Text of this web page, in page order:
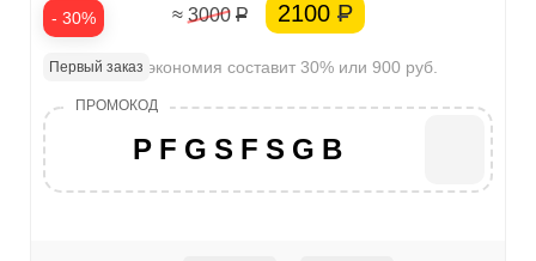
- 30% ≈ 3000 Р 2100 Р
Ваша экономия составит 30% или 900 руб.
PFGSFSGB
Первый заказ